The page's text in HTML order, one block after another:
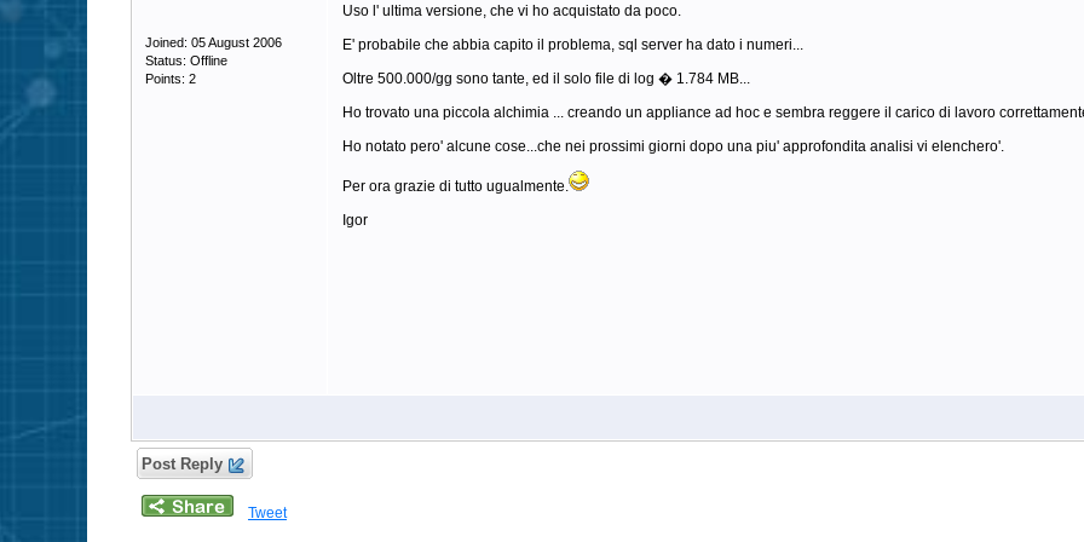
Joined: 05 August 2006
Status: Offline
Points: 2
Uso l' ultima versione, che vi ho acquistato da poco.
E' probabile che abbia capito il problema, sql server ha dato i numeri...
Oltre 500.000/gg sono tante, ed il solo file di log � 1.784 MB...
Ho trovato una piccola alchimia ... creando un appliance ad hoc e sembra reggere il carico di lavoro
Ho notato pero' alcune cose...che nei prossimi giorni dopo una piu' approfondita analisi vi elenchero'.
Per ora grazie di tutto ugualmente.
Igor
Post Reply
Tweet